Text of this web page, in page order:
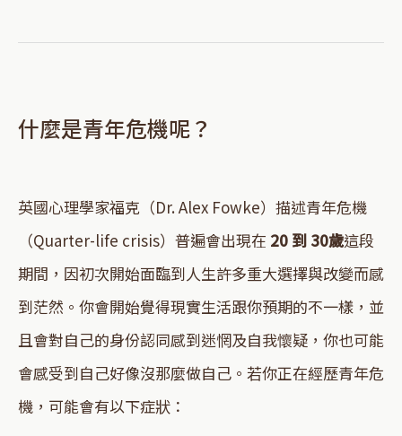
什麼是青年危機呢？
英國心理學家福克（Dr. Alex Fowke）描述青年危機
（Quarter-life crisis）普遍會出現在 20 到 30歲這段
期間，因初次開始面臨到人生許多重大選擇與改變而感
到茫然。你會開始覺得現實生活跟你預期的不一樣，並
且會對自己的身份認同感到迷惘及自我懷疑，你也可能
會感受到自己好像沒那麼做自己。若你正在經歷青年危
機，可能會有以下症狀：